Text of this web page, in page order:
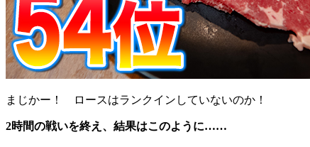
まじかー！ ロースはランクインしていないのか！
2時間の戦いを終え、結果はこのように……